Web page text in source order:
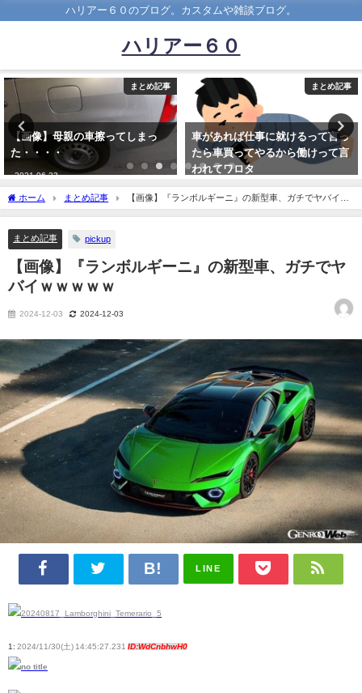
ハリアー６０のブログ。カスタムや雑談ブログ。
ハリアー６０
まとめ記事
【画像】母親の車擦ってしまっ
た・・・・
2021-06-23
まとめ記事
車があれば仕事に就けるって言っ
たら車買ってやるから働けって言
われてワロタ
ホーム まとめ記事
【画像】『ランボルギーニ』の新型車、ガチでヤバイｗ
ｗｗｗｗ
まとめ記事 pickup
【画像】『ランボルギーニ』の新型車、ガチでヤ
バイｗｗｗｗｗ
2024-12-03 2024-12-03
LINE
1: 2024/11/30(土) 14:45:27.231 ID:WdCnbhwH0